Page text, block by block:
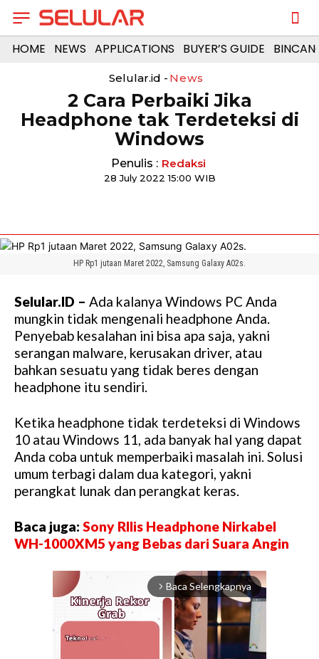
HOME NEWS APPLICATIONS BUYER’S GUIDE
Selular.id - News
2 Cara Perbaiki Jika
Headphone tak Terdeteksi di
Windows
Penulis : Redaksi
28 July 2022 15:00 WIB
HP Rp1 jutaan Maret 2022, Samsung Galaxy A02s.
Selular.ID – Ada kalanya Windows PC Anda
mungkin tidak mengenali headphone Anda.
Penyebab kesalahan ini bisa apa saja, yakni
serangan malware, kerusakan driver, atau
bahkan sesuatu yang tidak beres dengan
headphone itu sendiri.
Ketika headphone tidak terdeteksi di Windows
10 atau Windows 11, ada banyak hal yang dapat
Anda coba untuk memperbaiki masalah ini. Solusi
umum terbagi dalam dua kategori, yakni
perangkat lunak dan perangkat keras.
Baca juga: Sony RIlis Headphone Nirkabel
WH-1000XM5 yang Bebas dari Suara Angin
arrow_forward_ios Baca Selengkapnya